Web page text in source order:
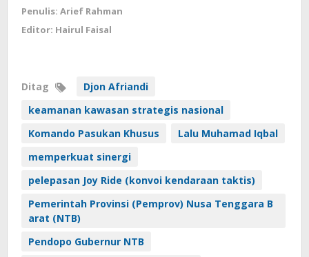
Penulis: Arief Rahman
Editor: Hairul Faisal
Ditag
Djon Afriandi
keamanan kawasan strategis nasional
Komando Pasukan Khusus
Lalu Muhamad Iqbal
memperkuat sinergi
pelepasan Joy Ride (konvoi kendaraan taktis)
Pemerintah Provinsi (Pemprov) Nusa Tenggara B
arat (NTB)
Pendopo Gubernur NTB